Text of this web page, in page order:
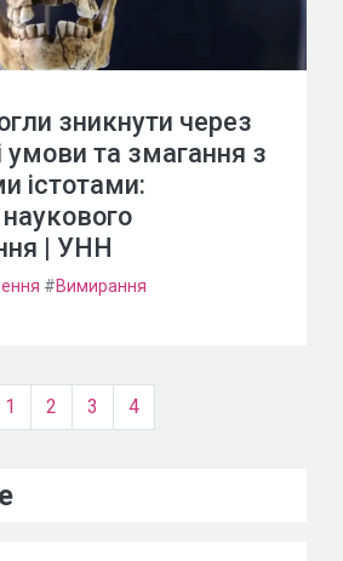
зникнути через
умови та змагання з
істотами:
| УНН
#Вимирання
1 2 3 4